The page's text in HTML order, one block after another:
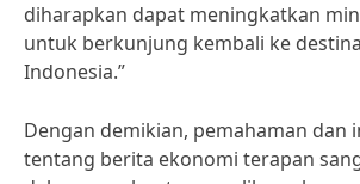
diharapkan dapat meningkatkan
untuk berkunjung kembali ke
Indonesia.”
Dengan demikian, pemahaman dan
tentang berita ekonomi terapan